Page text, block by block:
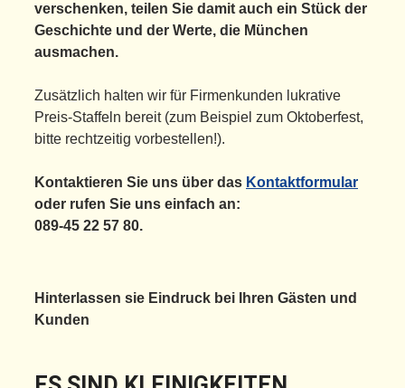
verschenken, teilen Sie damit auch ein Stück der
Geschichte und der Werte, die München
ausmachen.
Zusätzlich halten wir für Firmenkunden lukrative
Preis-Staffeln bereit (zum Beispiel zum Oktoberfest,
bitte rechtzeitig vorbestellen!).
Kontaktieren Sie uns über das Kontaktformular
oder rufen Sie uns einfach an:
089-45 22 57 80.
Hinterlassen sie Eindruck bei Ihren Gästen und
Kunden